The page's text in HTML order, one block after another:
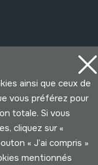
de Privacité
ainsi que ceux de
vous préférez pour
totale. Si vous
cliquez sur «
« J’ai compris »
mentionnés